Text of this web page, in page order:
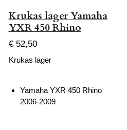
Krukas lager Yamaha
YXR 450 Rhino
€ 52,50
Krukas lager
Yamaha YXR 450 Rhino
2006-2009